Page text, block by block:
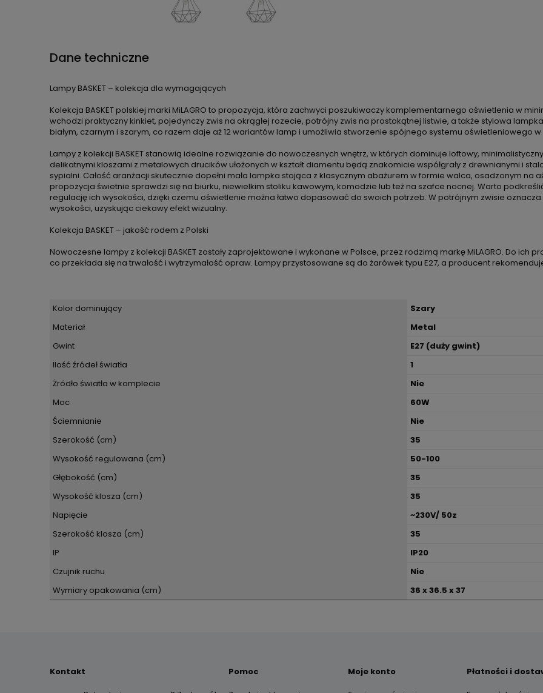
Dane techniczne
Lampy BASKET – kolekcja dla wymagających
Kolekcja BASKET polskiej marki MiLAGRO to propozycja, która zachwyci poszukiwaczy komplementarnego oświetlenia w
wchodzi praktyczny kinkiet, pojedynczy zwis na okrągłej rozecie, potrójny zwis na prostokątnej listwie, a także stylowa
białym, czarnym i szarym, co razem daje aż 12 wariantów lamp i umożliwia stworzenie spójnego systemu oświetleniowego
Lampy z kolekcji BASKET stanowią idealne rozwiązanie do nowoczesnych wnętrz, w których dominuje loftowy,
delikatnymi kloszami z metalowych drucików ułożonych w kształt diamentu będą znakomicie współgrały z drewnianymi i
sypialni. Całość aranżacji skutecznie dopełni mała lampka stojąca z klasycznym abażurem w formie walca, osadzonym na
propozycja świetnie sprawdzi się na biurku, niewielkim stoliku kawowym, komodzie lub też na szafce nocnej. Warto
regulację ich wysokości, dzięki czemu oświetlenie można łatwo dopasować do swoich potrzeb. W potrójnym zwisie
wysokości, uzyskując ciekawy efekt wizualny.
Kolekcja BASKET – jakość rodem z Polski
Nowoczesne lampy z kolekcji BASKET zostały zaprojektowane i wykonane w Polsce, przez rodzimą markę MiLAGRO. Do ich
co przekłada się na trwałość i wytrzymałość opraw. Lampy przystosowane są do żarówek typu E27, a producent
Kolor dominujący
Szary
Materiał
Metal
Gwint
E27 (duży gwint)
Ilość źródeł światła
1
Żródło światła w komplecie
Nie
Moc
60W
Ściemnianie
Nie
Szerokość (cm)
35
Wysokość regulowana (cm)
50-100
Głębokość (cm)
35
Wysokość klosza (cm)
35
Napięcie
~230V/ 50z
Szerokość klosza (cm)
35
IP
IP20
Czujnik ruchu
Nie
Wymiary opakowania (cm)
36 x 36.5 x 37
Kontakt Pomoc Moje konto Płatności i